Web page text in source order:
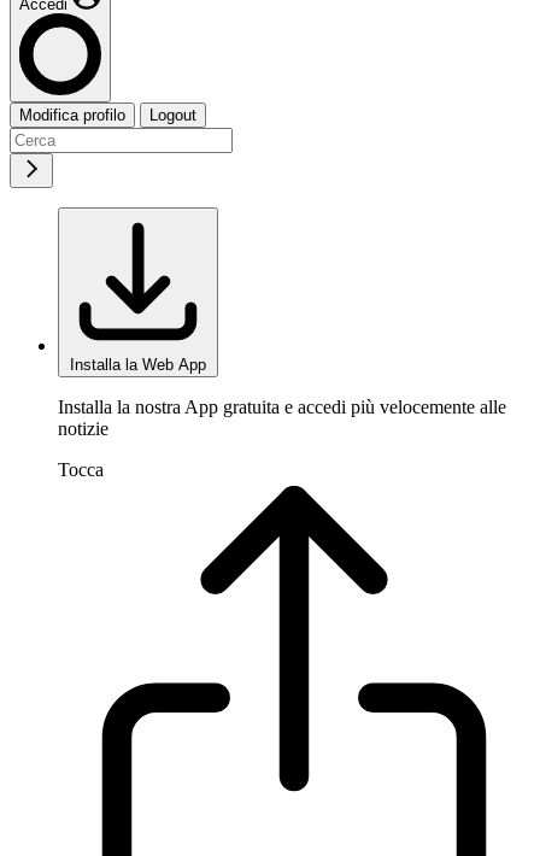
Accedi
Modifica profilo Logout
Installa la Web App
Installa la nostra App gratuita e accedi più velocemente alle
notizie
Tocca